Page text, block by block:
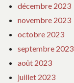
décembre 2023
novembre 2023
octobre 2023
septembre 2023
août 2023
juillet 2023